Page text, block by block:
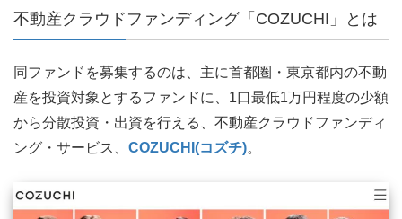
不動産クラウドファンディング「COZUCHI」とは
同ファンドを募集するのは、主に首都圏・東京都内の不動
産を投資対象とするファンドに、1口最低1万円程度の少額
から分散投資・出資を行える、不動産クラウドファンディ
ング・サービス、 COZUCHI(コズチ)。